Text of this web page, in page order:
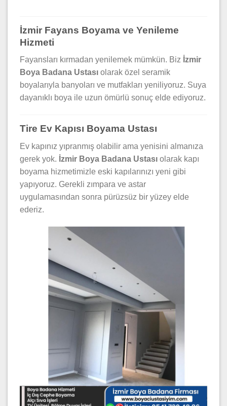
İzmir Fayans Boyama ve Yenileme
Hizmeti
Fayansları kırmadan yenilemek mümkün. Biz İzmir
Boya Badana Ustası olarak özel seramik
boyalarıyla banyoları ve mutfakları yeniliyoruz. Suya
dayanıklı boya ile uzun ömürlü sonuç elde ediyoruz.
Tire Ev Kapısı Boyama Ustası
Ev kapınız yıpranmış olabilir ama yenisini almanıza
gerek yok. İzmir Boya Badana Ustası olarak kapı
boyama hizmetimizle eski kapılarınızı yeni gibi
yapıyoruz. Gerekli zımpara ve astar
uygulamasından sonra pürüzsüz bir yüzey elde
ederiz.